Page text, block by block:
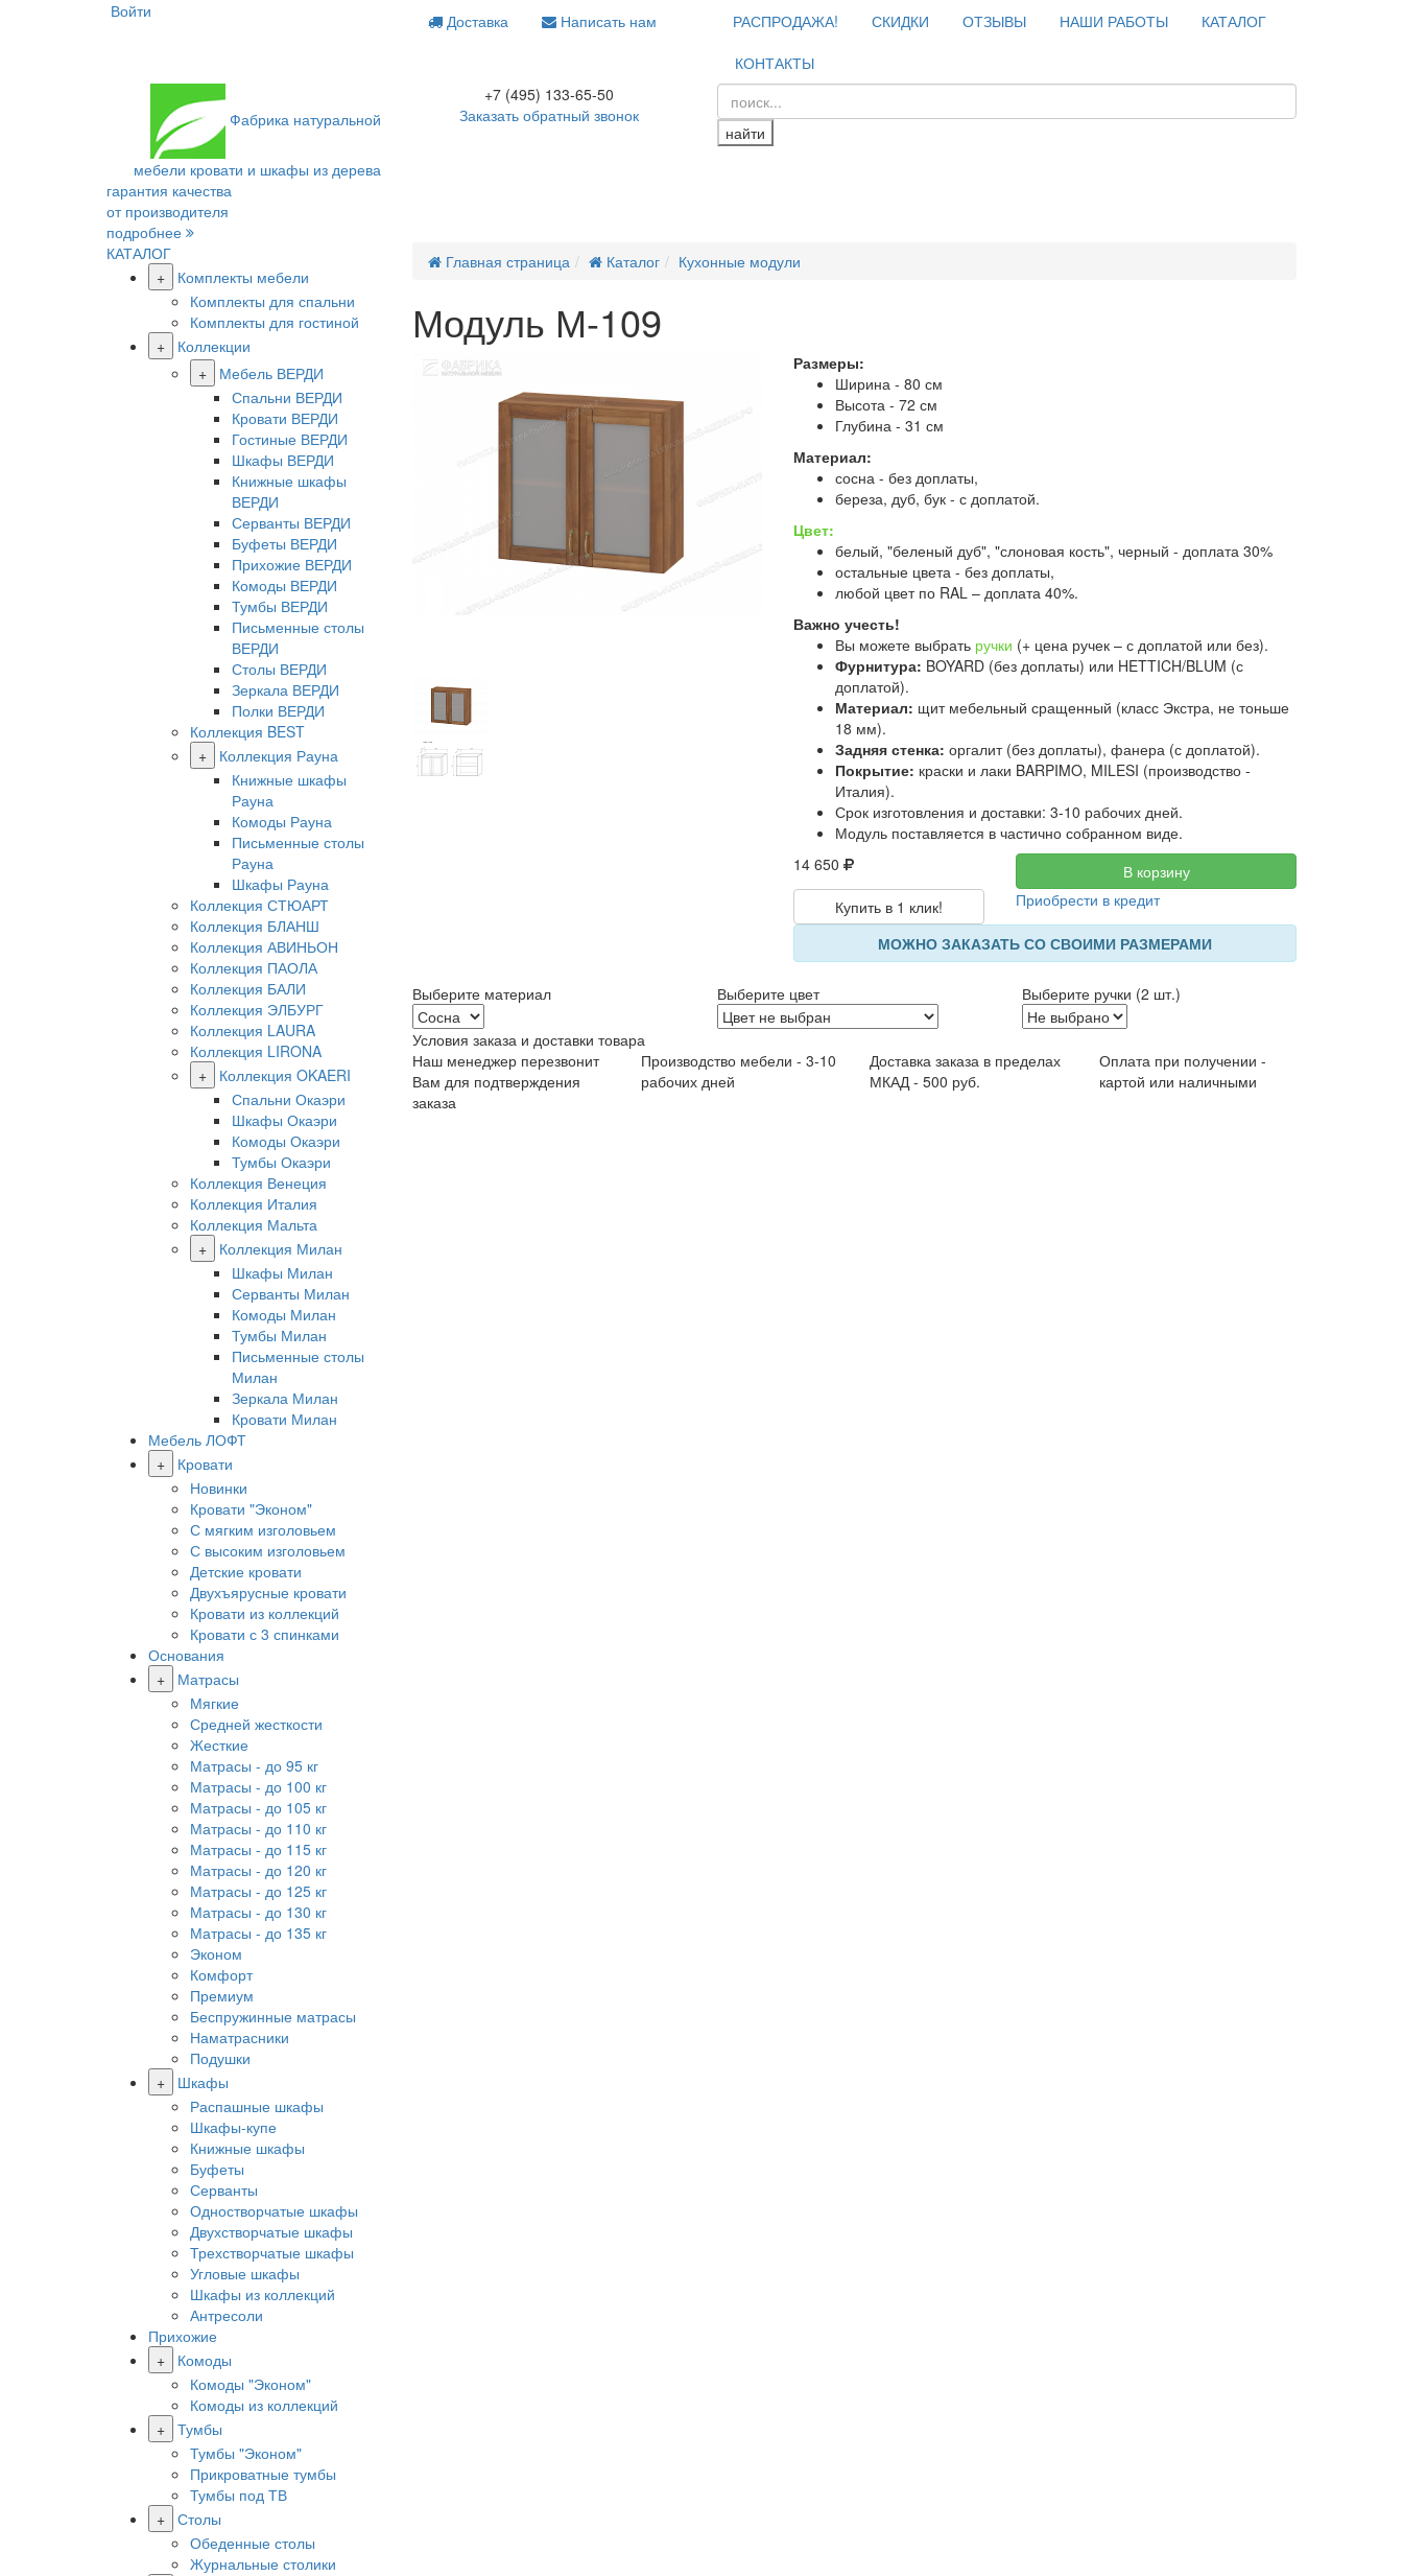
Войти Доставка Написать нам РАСПРОДАЖА! СКИДКИ ОТЗЫВЫ НАШИ РАБОТЫ
КАТАЛОГ
КОНТАКТЫ
Фабрика натуральной
мебели кровати и шкафы из дерева
+7 (495) 133-65-50
Заказать обратный звонок
найти
гарантия качества
от производителя
подробнее
КАТАЛОГ
+
Комплекты мебели
Комплекты для спальни
Комплекты для гостиной
+
Коллекции
+
Мебель ВЕРДИ
Спальни ВЕРДИ
Кровати ВЕРДИ
Гостиные ВЕРДИ
Шкафы ВЕРДИ
Книжные шкафы
ВЕРДИ
Серванты ВЕРДИ
Буфеты ВЕРДИ
Прихожие ВЕРДИ
Комоды ВЕРДИ
Тумбы ВЕРДИ
Письменные столы
ВЕРДИ
Столы ВЕРДИ
Зеркала ВЕРДИ
Полки ВЕРДИ
Коллекция BEST
+
Коллекция Рауна
Книжные шкафы
Рауна
Комоды Рауна
Письменные столы
Рауна
Шкафы Рауна
Коллекция СТЮАРТ
Коллекция БЛАНШ
Коллекция АВИНЬОН
Коллекция ПАОЛА
Коллекция БАЛИ
Коллекция ЭЛБУРГ
Коллекция LAURA
Коллекция LIRONA
+
Коллекция OKAERI
Спальни Окаэри
Шкафы Окаэри
Комоды Окаэри
Тумбы Окаэри
Коллекция Венеция
Коллекция Италия
Коллекция Мальта
+
Коллекция Милан
Шкафы Милан
Серванты Милан
Комоды Милан
Тумбы Милан
Письменные столы
Милан
Зеркала Милан
Кровати Милан
Мебель ЛОФТ
+
Кровати
Новинки
Кровати "Эконом"
С мягким изголовьем
С высоким изголовьем
Детские кровати
Двухъярусные кровати
Кровати из коллекций
Кровати с 3 спинками
Основания
+
Матрасы
Мягкие
Средней жесткости
Жесткие
Матрасы - до 95 кг
Матрасы - до 100 кг
Матрасы - до 105 кг
Матрасы - до 110 кг
Матрасы - до 115 кг
Матрасы - до 120 кг
Матрасы - до 125 кг
Матрасы - до 130 кг
Матрасы - до 135 кг
Эконом
Комфорт
Премиум
Беспружинные матрасы
Наматрасники
Подушки
+
Шкафы
Распашные шкафы
Шкафы-купе
Книжные шкафы
Буфеты
Серванты
Одностворчатые шкафы
Двухстворчатые шкафы
Трехстворчатые шкафы
Угловые шкафы
Шкафы из коллекций
Антресоли
Прихожие
+
Комоды
Комоды "Эконом"
Комоды из коллекций
+ Тумбы
Тумбы "Эконом"
Прикроватные тумбы
Тумбы под ТВ
+ Столы
Обеденные столы
Журнальные столики
Главная страница Каталог Кухонные модули
Модуль М-109
Размеры:
Ширина - 80 см
Высота - 72 см
Глубина - 31 см
Материал:
сосна - без доплаты,
береза, дуб, бук - с доплатой.
Цвет:
белый, "беленый дуб", "слоновая кость", черный - доплата 30%
остальные цвета - без доплаты,
любой цвет по RAL – доплата 40%.
Важно учесть!
Вы можете выбрать ручки (+ цена ручек – с доплатой или без).
Фурнитура: BOYARD (без доплаты) или HETTICH/BLUM (с
доплатой).
Материал: щит мебельный сращенный (класс Экстра, не тоньше
18 мм).
Задняя стенка: оргалит (без доплаты), фанера (с доплатой).
Покрытие: краски и лаки BARPIMO, MILESI (производство -
Италия).
Срок изготовления и доставки: 3-10 рабочих дней.
Модуль поставляется в частично собранном виде.
14 650
В корзину
Купить в 1 клик!
Приобрести в кредит
МОЖНО ЗАКАЗАТЬ СО СВОИМИ РАЗМЕРАМИ
Выберите материал Выберите цвет Выберите ручки (2 шт.)
Условия заказа и доставки товара
Наш менеджер перезвонит
Вам для подтверждения
заказа
Производство мебели - 3-10
рабочих дней
Доставка заказа в пределах
МКАД - 500 руб.
Оплата при получении -
картой или наличными